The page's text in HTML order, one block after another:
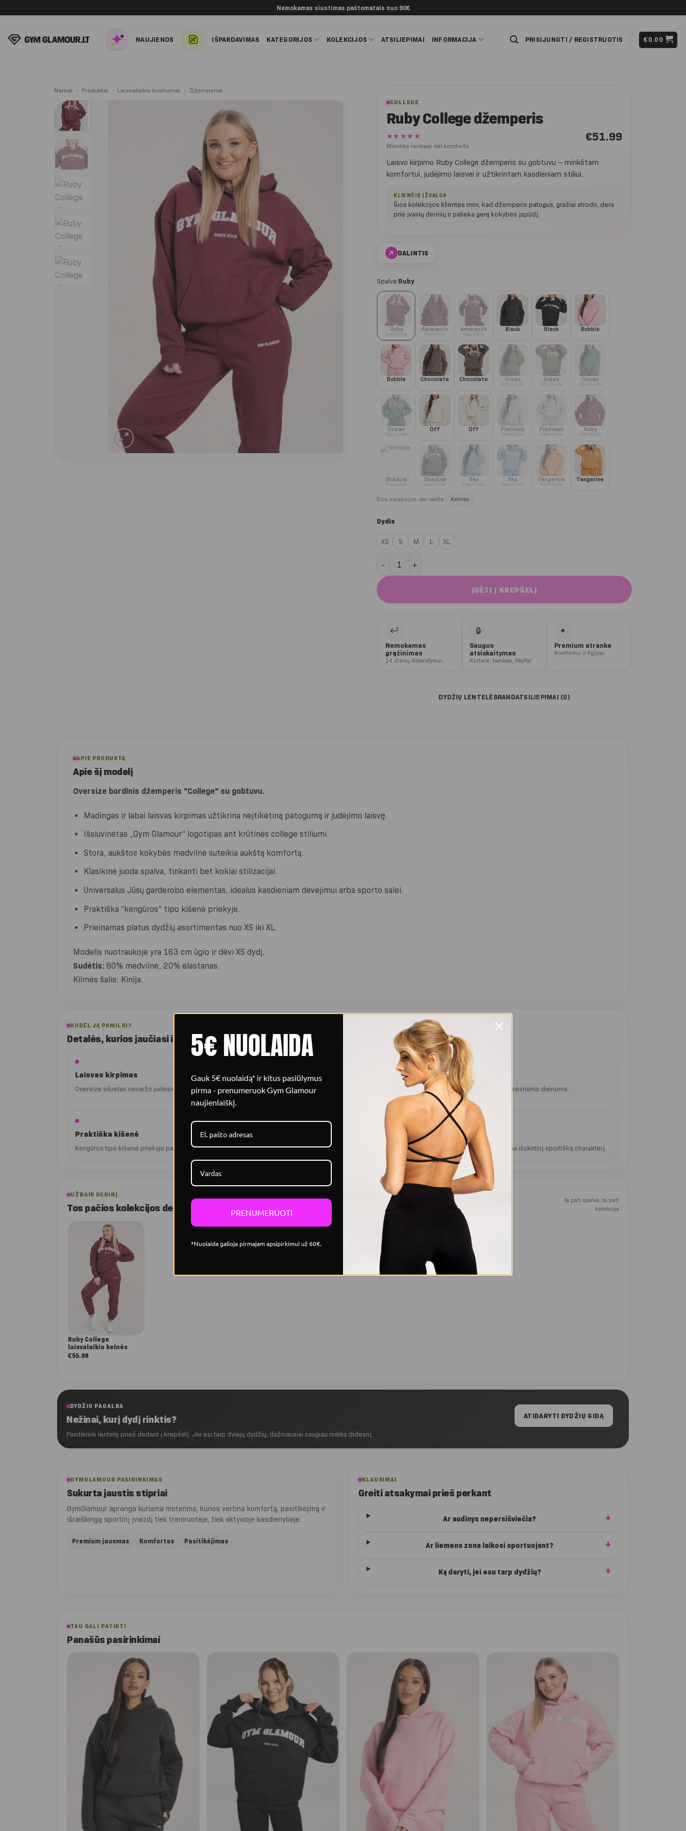
to
Nemokamas siuntimas paštomatais nuo 90€
NAUJIENOS IŠPARDAVIMAS KATEGORIJOS KOLEKCIJOS ATSILIEPIMAI INFORMACIJA PRISIJUNGTI / REGISTRUOTIS € 0.00
Namai » Produktai » Laisvalaikio kostiumai » Džemperiai
COLLEGE
Ruby College džemperis
★★★★★
Klientės renkasi dėl komforto
€51.99
Laisvo kirpimo Ruby College džemperis su gobtuvu – minkštam
komfortui, judėjimo laisvei ir užtikrintam kasdieniam stiliui.
KLIENČIŲ ĮŽVALGA
Šios kolekcijos klientės mini, kad džemperis patogus, gražiai atrodo, dera
prie įvairių derinių ir palieka gerą kokybės įspūdį.
↗ DALINTIS
Spalva:Ruby
Ruby
Išparduota
Amaranth
Išparduota
Amaranth
Išparduota
Black Black Bubble
Bubble Chocolate Chocolate Green
Išparduota
Green
Išparduota
Ocean
Išparduota
Ocean
Išparduota
Off Off Platinum
Išparduota
Platinum
Išparduota
Ruby
Išparduota
Shadow
Išparduota
Shadow
Išparduota
Sky
Išparduota
Sky
Išparduota
Tangerine
Išparduota
Tangerine
Šios kolekcijos dar rasite: Kelnės
Dydis
XS S M L
XL
ĮDĖTI Į KREPŠELĮ
↩
Nemokamas
grąžinimas
14 dienų išbandymui
🔒
Saugus
atsiskaitymas
Kortelė, bankas, PayPal
✦
Premium atranka
Komfortui ir figūrai
DYDŽIŲ LENTELĖ BRANDATSILIEPIMAI (0)
APIE PRODUKTĄ
Apie šį modelį
Oversize bordinis džemperis "College" su gobtuvu.
Madingas ir labai laisvas kirpimas užtikrina neįtikėtiną patogumą ir judėjimo laisvę.
Išsiuvinėtas „Gym Glamour“ logotipas ant krūtinės college stiliumi.
Stora, aukštos kokybės medvilnė suteikia aukštą komfortą.
Klasikinė juoda spalva, tinkanti bet kokiai stilizacijai.
Universalus Jūsų garderobo elementas, idealus kasdieniam dėvėjimui arba sporto salei.
Praktiška “kengūros” tipo kišenė priekyje.
Prieinamas platus dydžių asortimentas nuo XS iki XL.
Modelis nuotraukoje yra 163 cm ūgio ir dėvi XS dydį.
Sudėtis: 80% medvilnė, 20% elastanas.
Kilmės šalis: Kinija.
KODĖL JĄ PAMILSI?
Detalės, kurios jaučiasi iškart
Laisvas kirpimas
Oversize siluetas nevaržo judesių ir suteikia patogų, atsipalaidavusį jausmą.
Stora medvilnė
80% medvilnės audinys maloniai priglunda ir tinka vėsesnėms dienoms.
Praktiška kišenė
Kengūros tipo kišenė priekyje patogi rankoms ar smulkiems daiktams.
College detalė
Siuvinėtas Gym Glamour logotipas suteikia džemperiui išskirtinį sportišką charakterį.
UŽBAIK DERINĮ
Tos pačios kolekcijos deriniai
Ta pati spalva, ta pati
kolekcija
Ruby College
laisvalaikio kelnės
€55.99
DYDŽIO PAGALBA
Nežinai, kurį dydį rinktis?
Pasitikrink lentelę prieš dedant į krepšelį. Jei esi tarp dviejų dydžių, dažniausiai saugiau rinktis didesnį.
ATIDARYTI DYDŽIŲ GIDĄ
GYMGLAMOUR PASIRINKIMAS
Sukurta jaustis stipriai
GymGlamour apranga kuriama moterims, kurios vertina komfortą, pasitikėjimą ir
išraiškingą sportinį įvaizdį tiek treniruotėje, tiek aktyvioje kasdienybėje.
Premium jausmas Komfortas Pasitikėjimas
KLAUSIMAI
Greiti atsakymai prieš perkant
Ar audinys nepersišviečia?
Ar liemens zona laikosi sportuojant?
Ką daryti, jei esu tarp dydžių?
TAU GALI PATIKTI
Panašūs pasirinkimai
5€ NUOLAIDA
Gauk 5€ nuolaidą* ir kitus pasiūlymus
pirma - prenumeruok Gym Glamour
naujienlaiškį.
PRENUMERUOTI
*Nuolaida galioja pirmajam apsipirkimui už 60€.